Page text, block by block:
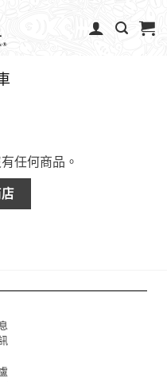
任何商品。